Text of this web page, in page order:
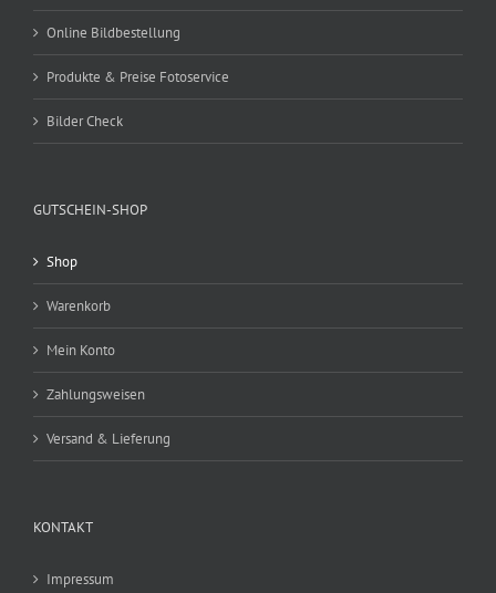
Online Bildbestellung
Produkte & Preise Fotoservice
Bilder Check
GUTSCHEIN-SHOP
Shop
Warenkorb
Mein Konto
Zahlungsweisen
Versand & Lieferung
KONTAKT
Impressum